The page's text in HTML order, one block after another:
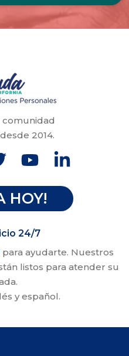
comunidad
2014.
HOY!
24/7
para ayudarte. Nuestros
listos para atender su
y español.